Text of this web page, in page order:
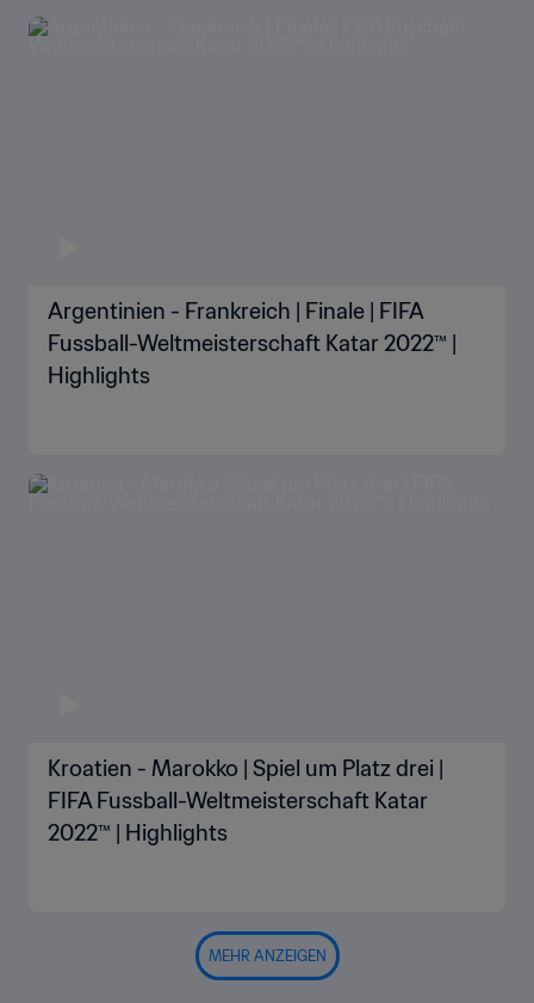
Argentinien - Frankreich | Finale | FIFA
Fussball-Weltmeisterschaft Katar 2022™ |
Highlights
Kroatien - Marokko | Spiel um Platz drei |
FIFA Fussball-Weltmeisterschaft Katar
2022™ | Highlights
MEHR ANZEIGEN